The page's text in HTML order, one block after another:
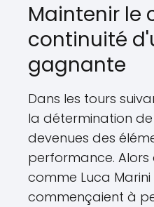
Maintenir le
continuité
gagnante
Dans les tours
la détermination
devenues des
performance.
comme Luca Marini
commençaient à